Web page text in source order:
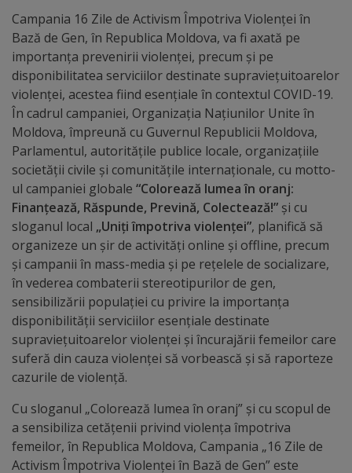
arhitecturale
Personalități
marcante
Sportivi
de
performanță
Orașul
în
imagini
Galerie
video
Galerii
foto
Administrație
Campania 16 Zile de Activism Împotriva Violenței în
Bază de Gen, în Republica Moldova, va fi axată pe
importanța prevenirii violenței, precum și pe
disponibilitatea serviciilor destinate supraviețuitoarelor
violenței, acestea fiind esențiale în contextul COVID-19.
În cadrul campaniei, Organizația Națiunilor Unite în
Moldova, împreună cu Guvernul Republicii Moldova,
Parlamentul, autoritățile publice locale, organizațiile
societății civile și comunitățile internaționale, cu motto-
ul campaniei globale “Colorează lumea în oranj:
Finanțează, Răspunde, Prevină, Colectează!” și cu
sloganul local „Uniți împotriva violenței”, planifică să
organizeze un șir de activități online și offline, precum
și campanii în mass-media și pe rețelele de socializare,
în vederea combaterii stereotipurilor de gen,
sensibilizării populației cu privire la importanța
disponibilității serviciilor esențiale destinate
supraviețuitoarelor violenței și încurajării femeilor care
suferă din cauza violenței să vorbească și să raporteze
cazurile de violență.
Cu sloganul „Colorează lumea în oranj” și cu scopul de
a sensibiliza cetățenii privind violența împotriva
femeilor, în Republica Moldova, Campania „16 Zile de
Activism Împotriva Violenței în Bază de Gen” este